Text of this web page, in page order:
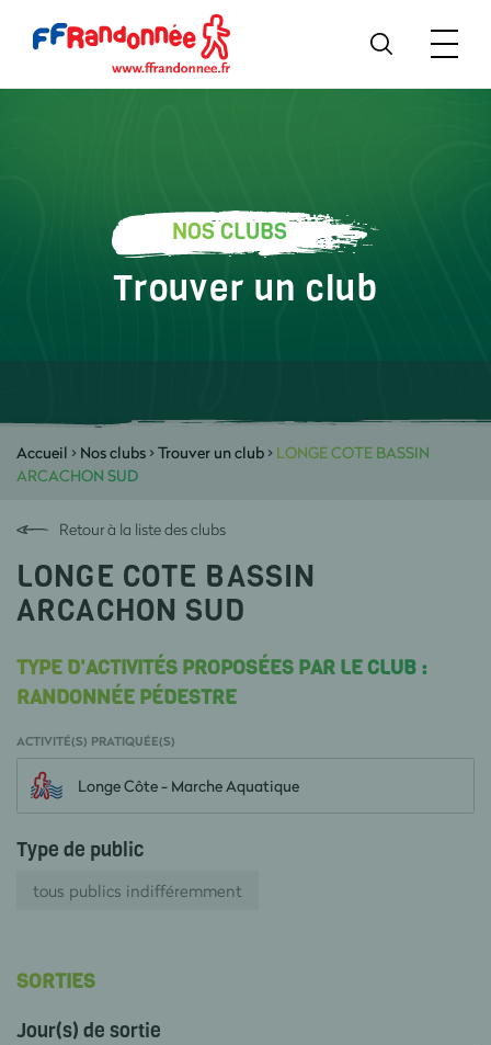
NOS CLUBS
Trouver un club
Accueil > Nos clubs>Trouver un club> LONGE COTE BASSIN
ARCACHON SUD
Retour à la liste des clubs
LONGE COTE BASSIN
ARCACHON SUD
TYPE D'ACTIVITÉS PROPOSÉES PAR LE CLUB :
RANDONNÉE PÉDESTRE
ACTIVITÉ(S) PRATIQUÉE(S)
Longe Côte - Marche Aquatique
Type de public
tous publics indifféremment
SORTIES
Jour(s) de sortie